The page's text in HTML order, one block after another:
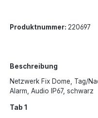
Produktnummer: 220697
Beschreibung
Netzwerk Fix Dome, Tag/
Alarm, Audio IP67, schwarz
Tab 1